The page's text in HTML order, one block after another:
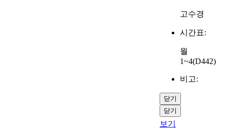
고수경
시간표:
월
1~4(D442)
비고:
닫기
닫기
보기